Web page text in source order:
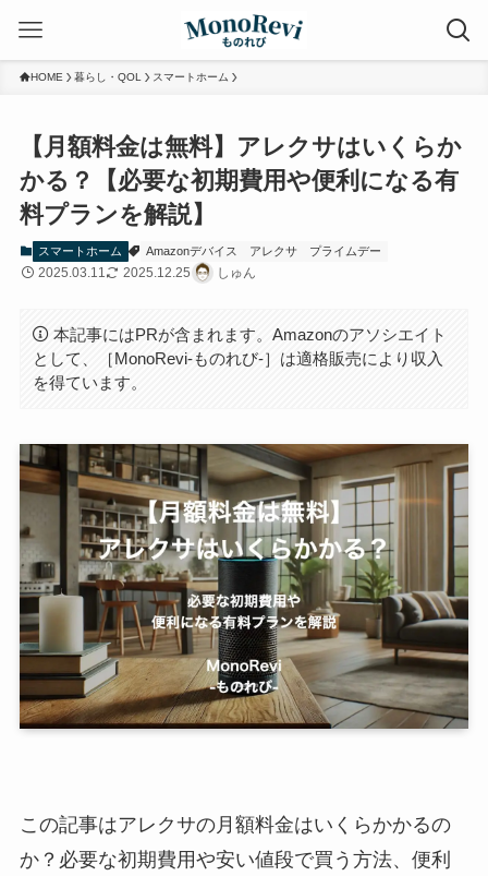
HOME 暮らし・QOL スマートホーム
【月額料金は無料】アレクサはいくらか
かる？【必要な初期費用や便利になる有
料プランを解説】
スマートホーム Amazonデバイス アレクサ プライムデー
2025.03.11 2025.12.25 しゅん
本記事にはPRが含まれます。Amazonのアソシエイト
として、［MonoRevi-ものれび-］は適格販売により収入
を得ています。
この記事はアレクサの月額料金はいくらかかるの
か？必要な初期費用や安い値段で買う方法、便利